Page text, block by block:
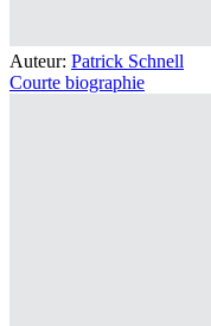
Auteur: Patrick Schnell
Courte biographie